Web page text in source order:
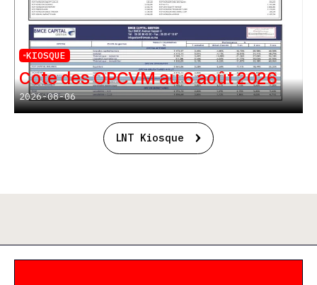
KIOSQUE
Cote des OPCVM au 6 août 2026
2026-08-06
LNT Kiosque